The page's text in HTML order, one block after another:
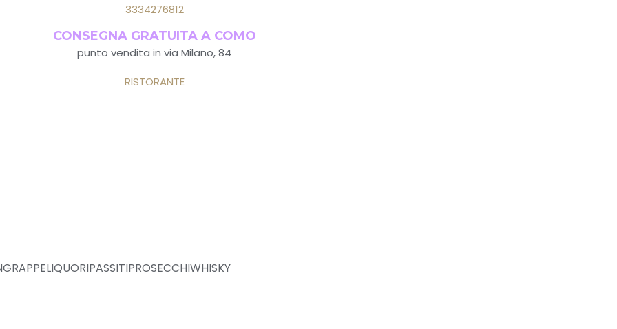
3334276812
CONSEGNA GRATUITA A COMO
punto vendita in via Milano, 84
RISTORANTE
GRAPPELIQUORIPASSITIPROSECCHIWHISKY